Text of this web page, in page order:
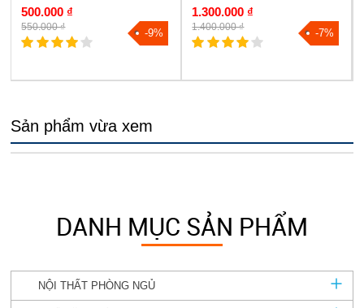
500.000 ₫
550.000 ₫
-9%
1.300.000 ₫
1.400.000 ₫
-7%
Sản phẩm vừa xem
DANH MỤC SẢN PHẨM
NỘI THẤT PHÒNG NGỦ